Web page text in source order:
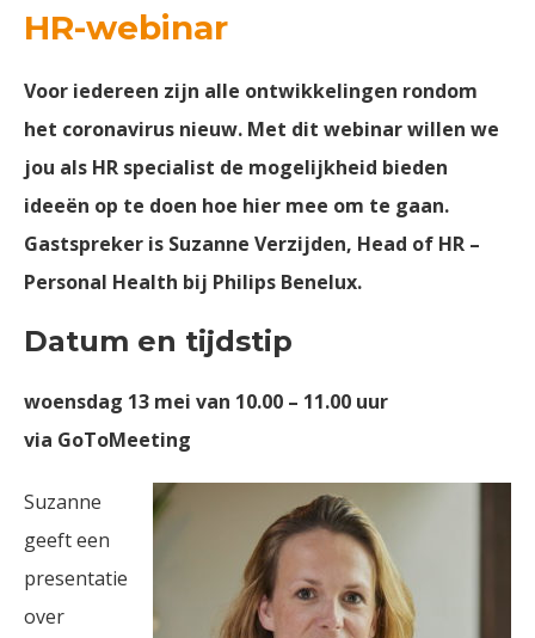
HR-webinar
Voor iedereen zijn alle ontwikkelingen rondom
het coronavirus nieuw. Met dit webinar willen we
jou als HR specialist de mogelijkheid bieden
ideeën op te doen hoe hier mee om te gaan.
Gastspreker is Suzanne Verzijden, Head of HR –
Personal Health bij Philips Benelux.
Datum en tijdstip
woensdag 13 mei van 10.00 – 11.00 uur
via GoToMeeting
Suzanne
geeft een
presentatie
over